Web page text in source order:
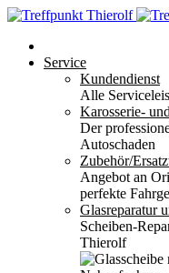
Service
Kundendienst
Alle
Karosserie-
Der
Autoschaden
Zubehör/
Angebot an
perfekte
Glasreparatur
Scheiben-
Thierolf